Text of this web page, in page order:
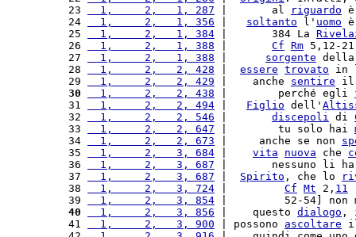
23
  1,     2,   1, 287
|       al riguardo
24
  1,     2,   1, 356
soltanto l' uomo
25
  1,     2,   1, 384
|       384 La
26
  1,     2,   1, 388
Cf Rm 5,12-
27
  1,     2,   1, 388
sorgente
28
  1,     2,   2, 428
essere trovato in
29
  1,     2,   2, 429
|    anche sentire
30
  1,     2,   2, 438
|        perché egli
31
  1,     2,   2, 494
Figlio dell'
32
  1,     2,   2, 546
discepoli di
33
  1,     2,   2, 647
|        tu solo hai
34
  1,     2,   2, 673
|     anche se non
35
  1,     2,   3, 684
vita nuova che
36
  1,     2,   3, 687
|       nessuno li
37
  1,     2,   3, 687
Spirito , che lo
38
  1,     2,   3, 724
Cf Mt 2, 11
39
  1,     2,   3, 854
|         52-54] non
40
  1,     2,   3, 856
|    questo dialogo ,
41
  1,     2,   3, 900
| possono ascoltare